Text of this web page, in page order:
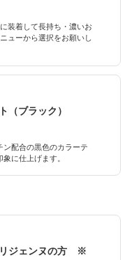
装着して長持ち・濃いお
ューから選択をお願いし
（ブラック）
ン配合の黒色のカラーテ
に仕上げます。
リジェンヌの方 ※